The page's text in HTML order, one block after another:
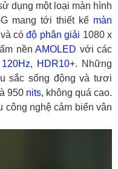
dụng một loại màn hình
mang tới thiết kế màn
cóđộ phân giải 1080 x
nềnAMOLED với các
120Hz, HDR10+. Những
sắc sống động và tươi
950 nits, không quá cao.
công nghệ cảm biến vân